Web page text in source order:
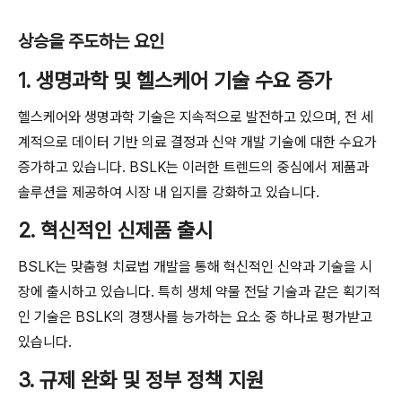
상승을 주도하는 요인
1. 생명과학 및 헬스케어 기술 수요 증가
헬스케어와 생명과학 기술은 지속적으로 발전하고 있으며, 전 세
계적으로 데이터 기반 의료 결정과 신약 개발 기술에 대한 수요가
증가하고 있습니다. BSLK는 이러한 트렌드의 중심에서 제품과
솔루션을 제공하여 시장 내 입지를 강화하고 있습니다.
2. 혁신적인 신제품 출시
BSLK는 맞춤형 치료법 개발을 통해 혁신적인 신약과 기술을 시
장에 출시하고 있습니다. 특히 생체 약물 전달 기술과 같은 획기적
인 기술은 BSLK의 경쟁사를 능가하는 요소 중 하나로 평가받고
있습니다.
3. 규제 완화 및 정부 정책 지원